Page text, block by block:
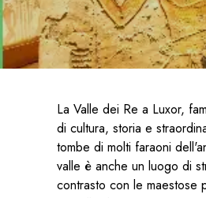
La Valle dei Re a Luxor,
di cultura, storia e
tombe di molti faraoni
valle è anche un luogo di
contrasto con le maestose